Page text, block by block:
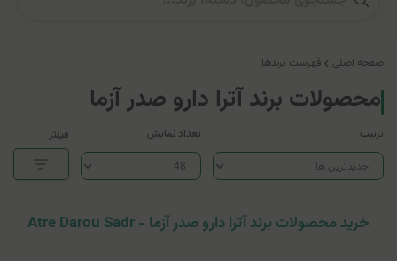
صفحه اصلی فهرست برندها
محصولات برند آترا دارو صدر آزما
ترتیب تعداد نمایش فیلتر
خرید محصولات برند آترا دارو صدر آزما - Atre Darou Sadr